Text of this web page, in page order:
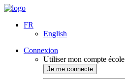
FR
English
Connexion
Utiliser mon compte école
Je me connecte